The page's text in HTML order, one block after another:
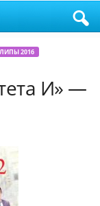
2016
И» —